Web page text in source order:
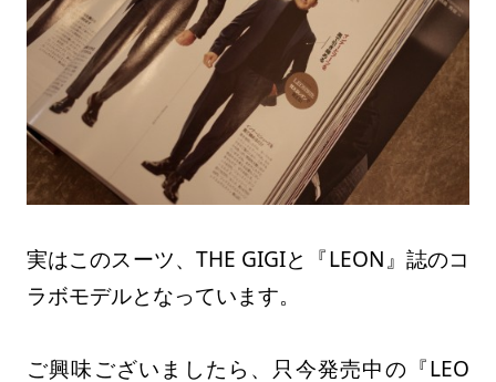
実はこのスーツ、THE GIGIと『LEON』誌のコ
ラボモデルとなっています。
ご興味ございましたら、只今発売中の『LEO